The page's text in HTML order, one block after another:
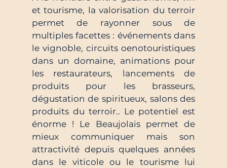
et tourisme, la valorisation du terroir
permet de rayonner sous de
multiples facettes : événements dans
le vignoble, circuits oenotouristiques
dans un domaine, animations pour
les restaurateurs, lancements de
produits pour les brasseurs,
dégustation de spiritueux, salons des
produits du terroir.. Le potentiel est
énorme ! Le Beaujolais permet de
mieux communiquer mais son
attractivité depuis quelques années
dans le viticole ou le tourisme lui